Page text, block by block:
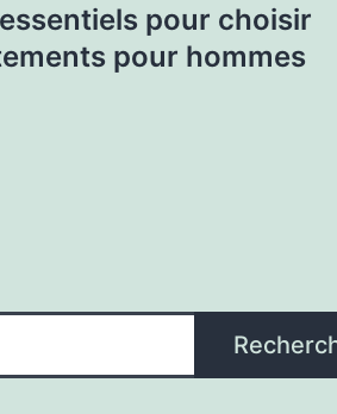
pour choisir
pour hommes